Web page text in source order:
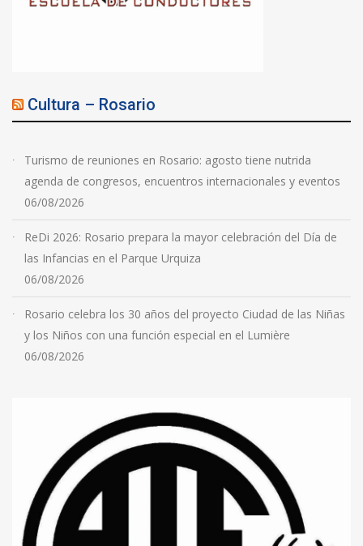
Cultura – Rosario
Turismo de reuniones en Rosario: agosto tiene nutrida
agenda de congresos, encuentros internacionales y eventos
06/08/2026
ReDi 2026: Rosario prepara la mayor celebración del Día de
las Infancias en el Parque Urquiza
06/08/2026
Rosario celebra los 30 años del proyecto Ciudad de las Niñas
y los Niños con una función especial en el Lumière
06/08/2026